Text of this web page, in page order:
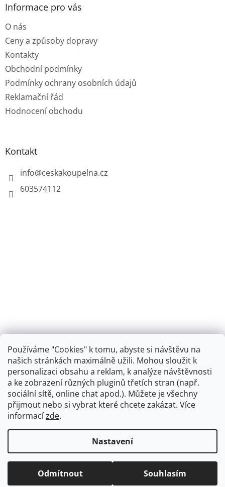
Používáme "Cookies" k tomu, abyste si návštěvu na
našich stránkách maximálně užili. Mohou sloužit k
personalizaci obsahu a reklam, k analýze návštěvnosti
a ke zobrazení různých pluginů třetích stran (např.
sociální sítě, online chat apod.). Můžete je všechny
přijmout nebo si vybrat které chcete zakázat. Více
informacízde.
Nastavení
Odmítnout Souhlasím
Informace pro vás
O nás
Ceny a způsoby dopravy
Kontakty
Obchodní podmínky
Podmínky ochrany osobních údajů
Reklamační řád
Hodnocení obchodu
Kontakt
info@ceskakoupelna.cz
603574112
Retro koupelna
Vytvořil Shoptet + plnenieshopu.cz
Copyright 2026Dřezová-baterie.cz. Všechna práva